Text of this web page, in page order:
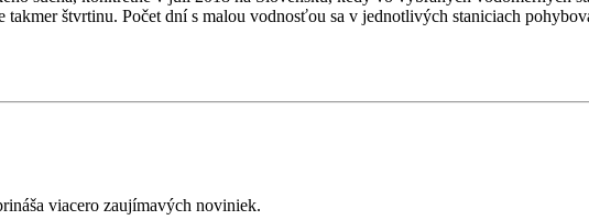
štvrtinu. Počet dní s malou vodnosťou sa v jednotlivých staniciach
viacero zaujímavých noviniek.